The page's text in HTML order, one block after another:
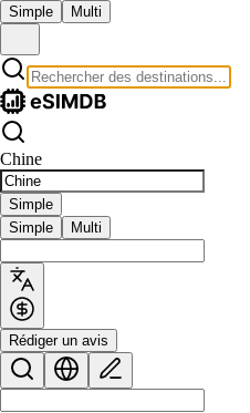
Simple Multi
Chine
Simple
Simple
Multi
Rédiger un avis